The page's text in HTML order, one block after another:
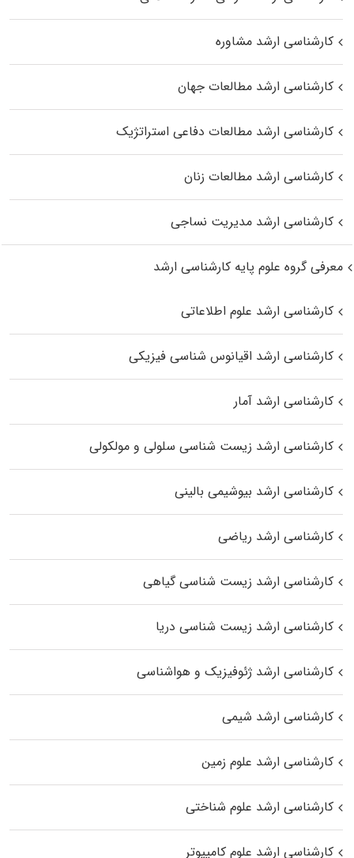
کارشناسی ارشد مشاوره
کارشناسی ارشد مطالعات جهان
کارشناسی ارشد مطالعات دفاعی استراتژیک
کارشناسی ارشد مطالعات زنان
کارشناسی ارشد مدیریت نساجی
معرفی گروه علوم پایه کارشناسی ارشد
کارشناسی ارشد علوم اطلاعاتی
کارشناسی ارشد اقیانوس‌ شناسی فیزیکی
کارشناسی ارشد آمار
کارشناسی ارشد زیست شناسی سلولی و مولکولی
کارشناسی ارشد بیوشیمی بالینی
کارشناسی ارشد ریاضی
کارشناسی ارشد زیست‌ شناسی گیاهی
کارشناسی ارشد زیست‌ شناسی دریا
کارشناسی ارشد ژئوفیزیک و هواشناسی
کارشناسی ارشد شیمی
کارشناسی ارشد علوم زمین
کارشناسی ارشد علوم شناختی
کارشناسی ارشد علوم کامپیوتر